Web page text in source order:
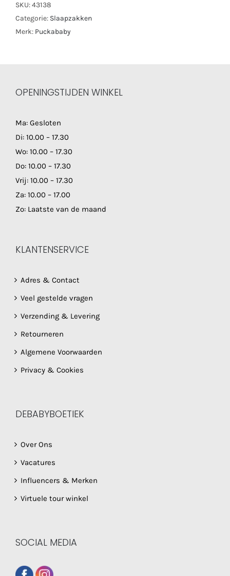
SKU:43138
Categorie: Slaapzakken
Merk: Puckababy
OPENINGSTIJDEN WINKEL
Ma: Gesloten
Di: 10.00 – 17.30
Wo: 10.00 – 17.30
Do: 10.00 – 17.30
Vrij: 10.00 – 17.30
Za: 10.00 – 17.00
Zo: Laatste van de maand
KLANTENSERVICE
Adres & Contact
Veel gestelde vragen
Verzending & Levering
Retourneren
Algemene Voorwaarden
Privacy & Cookies
DEBABYBOETIEK
Over Ons
Vacatures
Influencers & Merken
Virtuele tour winkel
SOCIAL MEDIA